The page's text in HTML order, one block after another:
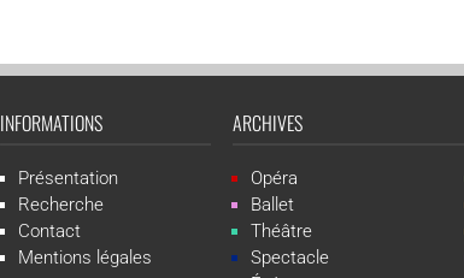
INFORMATIONS
Présentation
Recherche
Contact
Mentions légales
ARCHIVES
Opéra
Ballet
Théâtre
Spectacle